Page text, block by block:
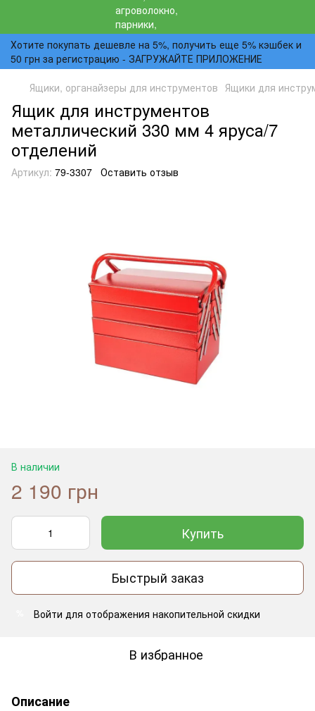
Хотите покупать дешевле на 5%, получить еще 5% кэшбек и
50 грн за регистрацию - ЗАГРУЖАЙТЕ ПРИЛОЖЕНИЕ
Ящики, органайзеры для инструментов Ящики для
Ящик для инструментов
металлический 330 мм 4 яруса/7
отделений
Артикул: 79-3307 Оставить отзыв
В наличии
2 190 грн
Купить
Быстрый заказ
Войти для отображения накопительной скидки
В избранное
Описание